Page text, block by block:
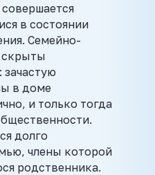
в состоянии
Семейно-
зачастую
в доме
и только тогда
долго
члены которой
родственника.